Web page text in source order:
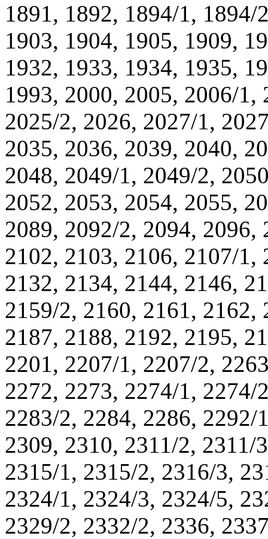
1891, 1892, 1894/1,
1903, 1904, 1905, 1909,
1932, 1933, 1934, 1935,
1993, 2000, 2005, 2006/
2025/2, 2026, 2027/1,
2035, 2036, 2039, 2040,
2048, 2049/1, 2049/2,
2052, 2053, 2054, 2055,
2089, 2092/2, 2094, 2096,
2102, 2103, 2106, 2107/1,
2132, 2134, 2144, 2146,
2159/2, 2160, 2161, 2162,
2187, 2188, 2192, 2195,
2201, 2207/1, 2207/2,
2272, 2273, 2274/1,
2283/2, 2284, 2286,
2309, 2310, 2311/2, 2311/
2315/1, 2315/2, 2316/3,
2324/1, 2324/3, 2324/5,
2329/2, 2332/2, 2336,